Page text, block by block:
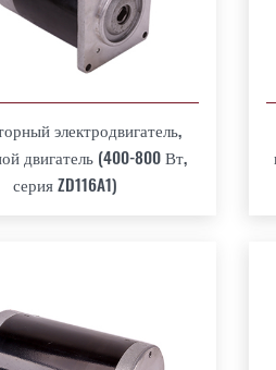
электродвигатель,
двигатель (400-800 Вт,
серия ZD116A1)